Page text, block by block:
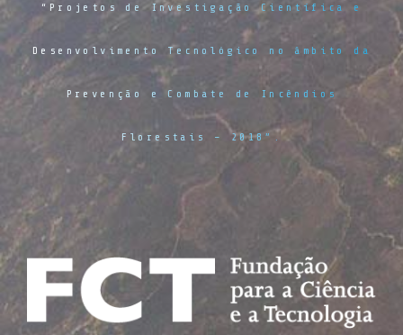
“Projetos de Investigação Científica e
Desenvolvimento Tecnológico no âmbito da
Prevenção e Combate de Incêndios
Florestais – 2018”.